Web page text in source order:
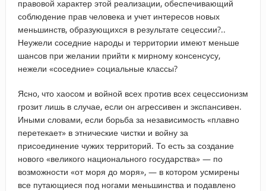
правовой характер этой реализации, обеспечивающий
соблюдение прав человека и учет интересов новых
меньшинств, образующихся в результате сецессии?..
Неужели соседние народы и территории имеют меньше
шансов при желании прийти к мирному консенсусу,
нежели «соседние» социальные классы?
Ясно, что хаосом и войной всех против всех сецессионизм
грозит лишь в случае, если он агрессивен и экспансивен.
Иными словами, если борьба за независимость «плавно
перетекает» в этнические чистки и войну за
присоединение чужих территорий. То есть за создание
нового «великого национального государства» — по
возможности «от моря до моря», — в котором усмирены
все путающиеся под ногами меньшинства и подавлено